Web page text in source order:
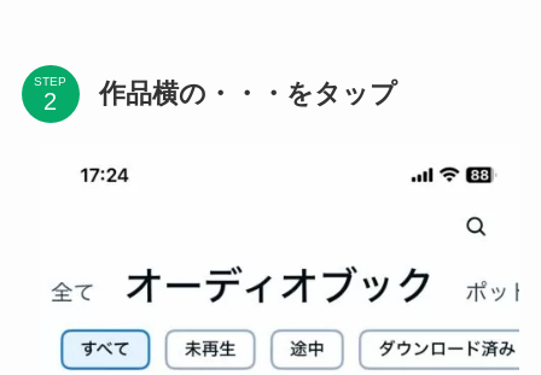
STEP 作品横の・・・をタップ